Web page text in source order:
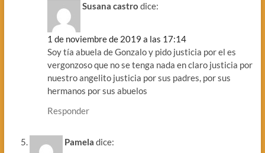
Susana castro dice:
1 de noviembre de 2019 a las 17:14
Soy tía abuela de Gonzalo y pido justicia por el es
vergonzoso que no se tenga nada en claro justicia por
nuestro angelito justicia por sus padres, por sus
hermanos por sus abuelos
Responder
Pamela dice: